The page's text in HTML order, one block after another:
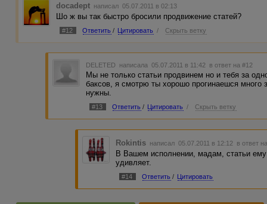
docadept написал 05.07.2011 в 02:13
Шо ж вы так быстро бросили продвижение статей?
#12 Ответить / Цитировать / Скрыть ветку
DELETED написала 05.07.2011 в 11:42 в ответ на #12
Мы не только статьи продвинем но и тебя за
баксов, я смотрю ты хорошо прогинаешся много
нужны.
#13 Ответить / Цитировать / Скрыть ветку
Rokintis написал 05.07.2011 в 12:12 в ответ
В Вашем исполнении, мадам, статьи
удивляет.
#14 Ответить / Цитировать